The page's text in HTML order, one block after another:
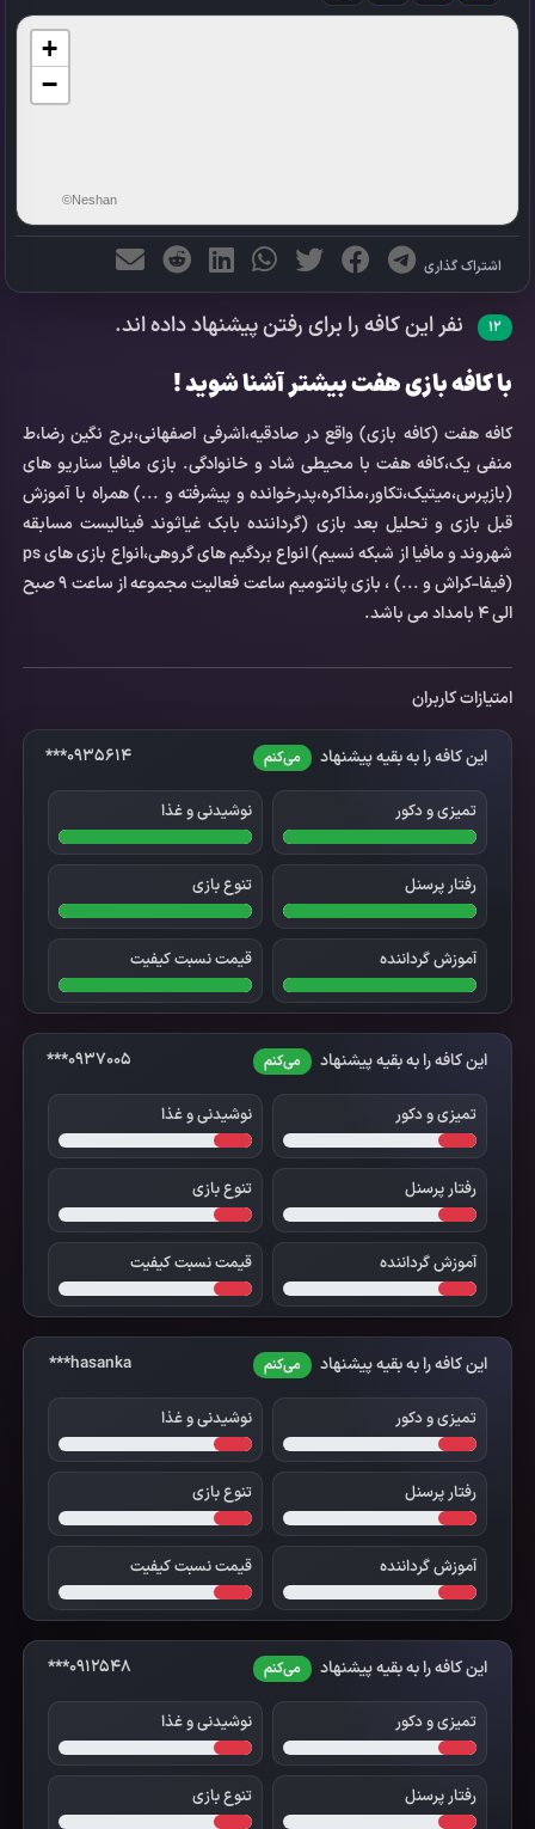
+
−
©Neshan
اشتراک گذاری
12 نفر این کافه را برای رفتن پیشنهاد داده اند.
با کافه بازی هفت بیشتر آشنا شوید !
کافه هفت (کافه بازی) واقع در صادقیه،اشرفی اصفهانی،برج نگین رضا،ط
منفی یک،کافه هفت با محیطی شاد و خانوادگی. بازی مافیا سناریو های
(بازپرس،میتیک،تکاور،مذاکره،پدرخوانده و پیشرفته و ...) همراه با آموزش
قبل بازی و تحلیل بعد بازی (گرداننده بابک غیاثوند فینالیست مسابقه
شهروند و مافیا از شبکه نسیم) انواع بردگیم های گروهی،انواع بازی های ps
(فیفا-کراش و ...) ، بازی پانتومیم ساعت فعالیت مجموعه از ساعت ۹ صبح
الی ۴ بامداد می باشد.
امتیازات کاربران
این کافه را به بقیه پیشنهاد می‌کنم 0935614***
تمیزی و دکور نوشیدنی و غذا
رفتار پرسنل تنوع بازی
آموزش گرداننده قیمت نسبت کیفیت
این کافه را به بقیه پیشنهاد می‌کنم 0937005***
تمیزی و دکور نوشیدنی و غذا
رفتار پرسنل تنوع بازی
آموزش گرداننده قیمت نسبت کیفیت
این کافه را به بقیه پیشنهاد می‌کنم hasanka***
تمیزی و دکور نوشیدنی و غذا
رفتار پرسنل تنوع بازی
آموزش گرداننده قیمت نسبت کیفیت
این کافه را به بقیه پیشنهاد می‌کنم 0912548***
تمیزی و دکور نوشیدنی و غذا
رفتار پرسنل تنوع بازی